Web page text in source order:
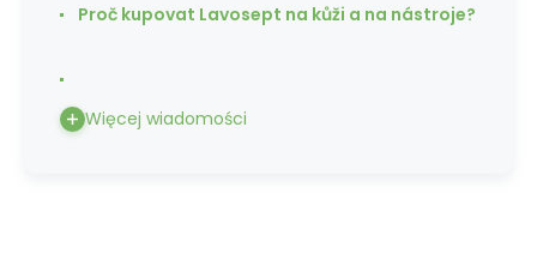
Proč kupovat Lavosept na kůži a na nástroje?
Więcej wiadomości